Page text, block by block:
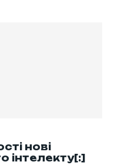
нові
інтелекту[:]